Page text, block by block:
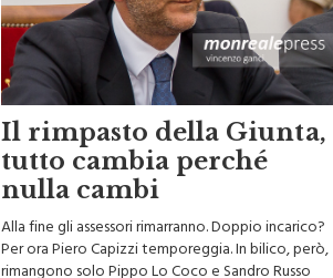
Il rimpasto della Giunta,
tutto cambia perché
nulla cambi
Alla fine gli assessori rimarranno. Doppio incarico?
Per ora Piero Capizzi temporeggia. In bilico, però,
rimangono solo Pippo Lo Coco e Sandro Russo